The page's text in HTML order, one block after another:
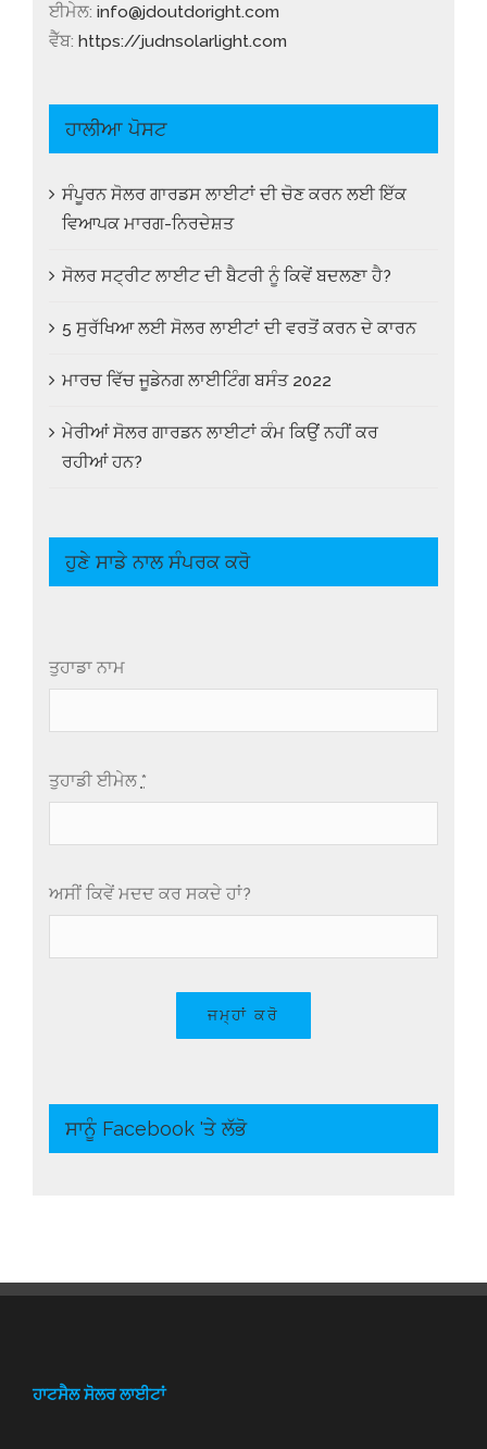
ਈਮੇਲ: info@jdoutdoright.com
ਵੈੱਬ: https://judnsolarlight.com
ਹਾਲੀਆ ਪੋਸਟ
ਸੰਪੂਰਨ ਸੋਲਰ ਗਾਰਡਸ ਲਾਈਟਾਂ ਦੀ ਚੋਣ ਕਰਨ ਲਈ ਇੱਕ
ਵਿਆਪਕ ਮਾਰਗ-ਨਿਰਦੇਸ਼ਤ
ਸੋਲਰ ਸਟ੍ਰੀਟ ਲਾਈਟ ਦੀ ਬੈਟਰੀ ਨੂੰ ਕਿਵੇਂ ਬਦਲਣਾ ਹੈ?
5 ਸੁਰੱਖਿਆ ਲਈ ਸੋਲਰ ਲਾਈਟਾਂ ਦੀ ਵਰਤੋਂ ਕਰਨ ਦੇ ਕਾਰਨ
ਮਾਰਚ ਵਿੱਚ ਜੂਡੇਨਗ ਲਾਈਟਿੰਗ ਬਸੰਤ 2022
ਮੇਰੀਆਂ ਸੋਲਰ ਗਾਰਡਨ ਲਾਈਟਾਂ ਕੰਮ ਕਿਉਂ ਨਹੀਂ ਕਰ
ਰਹੀਆਂ ਹਨ?
ਹੁਣੇ ਸਾਡੇ ਨਾਲ ਸੰਪਰਕ ਕਰੋ
ਤੁਹਾਡਾ ਨਾਮ
ਤੁਹਾਡੀ ਈਮੇਲ *
ਅਸੀਂ ਕਿਵੇਂ ਮਦਦ ਕਰ ਸਕਦੇ ਹਾਂ?
ਜਮ੍ਹਾਂ ਕਰੋ
ਸਾਨੂੰ Facebook 'ਤੇ ਲੱਭੋ
ਹਾਟਸੈਲ ਸੋਲਰ ਲਾਈਟਾਂ